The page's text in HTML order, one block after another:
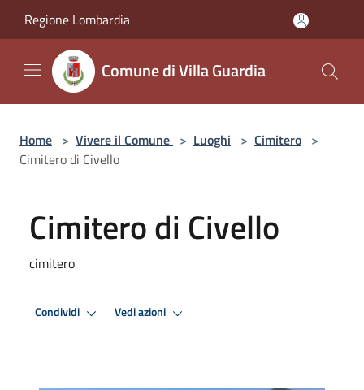
Regione Lombardia
Comune di Villa Guardia
Home > Vivere il Comune > Luoghi > Cimitero >
Cimitero di Civello
Cimitero di Civello
cimitero
Condividi Vedi azioni